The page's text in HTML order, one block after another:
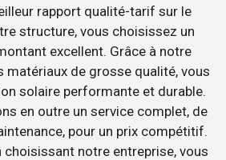
rapport qualité-tarif sur le
structure, vous choisissez un
excellent. Grâce à notre
matériaux de grosse qualité, vous
solaire performante et durable.
en outre un service complet, de
pour un prix compétitif.
notre entreprise, vous